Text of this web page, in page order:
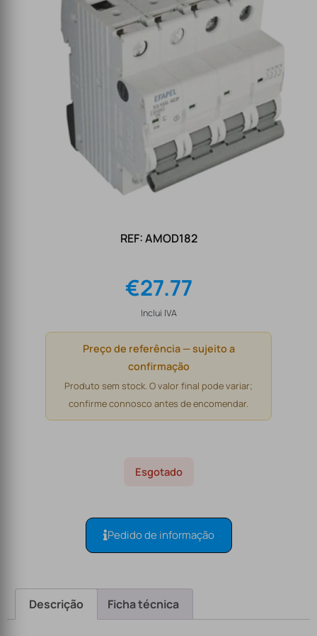
REF: AMOD182
€27.77
Inclui IVA
Preço de referência — sujeito a
confirmação
Produto sem stock. O valor final pode variar;
confirme connosco antes de encomendar.
Esgotado
Pedido de informação
Descrição Ficha técnica